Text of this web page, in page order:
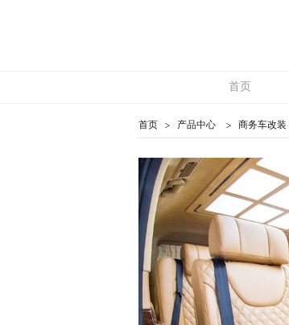
首页
首页 产品中心 商务车改装